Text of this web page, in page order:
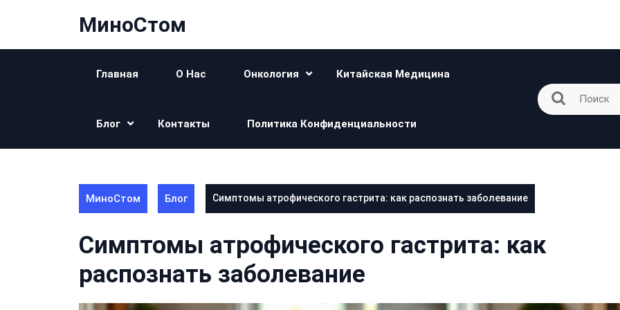
МиноСтом
Главная О Нас Онкология Китайская Медицина
Блог Контакты Политика Конфиденциальности
МиноСтом Блог Симптомы атрофического гастрита: как распознать заболевание
Симптомы атрофического гастрита: как
распознать заболевание